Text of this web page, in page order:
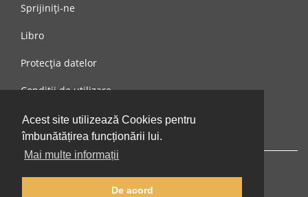
Acest site utilizează Cookies pentru
îmbunătățirea funcționării lui.
Mai multe informații
De acord
Sprijiniți-ne
Libro
Protecția datelor
Condiții de utilizare
Mesaj către noi